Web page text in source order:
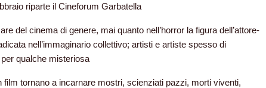
riparte il Cineforum Garbatella
del cinema di genere, mai quanto nell’horror la figura dell’attore-
nell’immaginario collettivo; artisti e artiste spesso di
per qualche misteriosa
film tornano a incarnare mostri, scienziati pazzi, morti viventi,